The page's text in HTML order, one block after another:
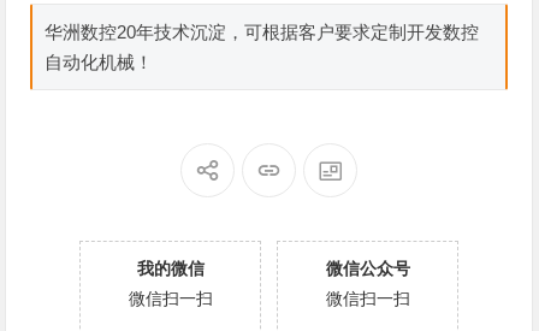
华洲数控20年技术沉淀，可根据客户要求定制开发数控
自动化机械！
我的微信
微信扫一扫
微信公众号
微信扫一扫